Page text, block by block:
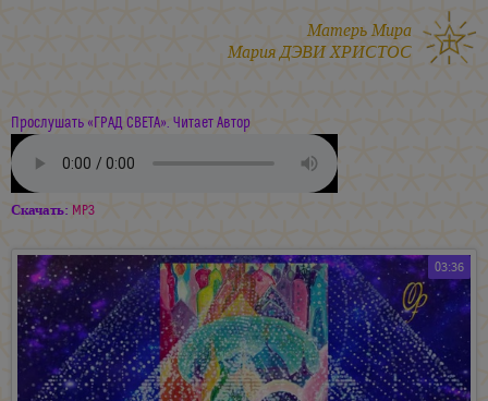
Матерь Мира
Мария ДЭВИ ХРИСТОС
Прослушать «ГРАД СВЕТА». Читает Автор
Скачать: MP3
03:36